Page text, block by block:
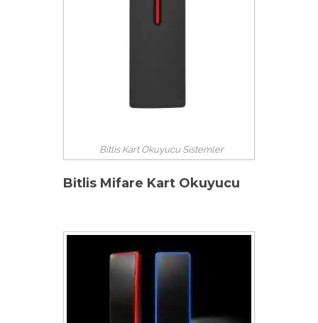
Bitlis Kart Okuyucu Sistemler
Bitlis Mifare Kart Okuyucu